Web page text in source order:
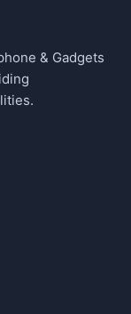
& Gadgets